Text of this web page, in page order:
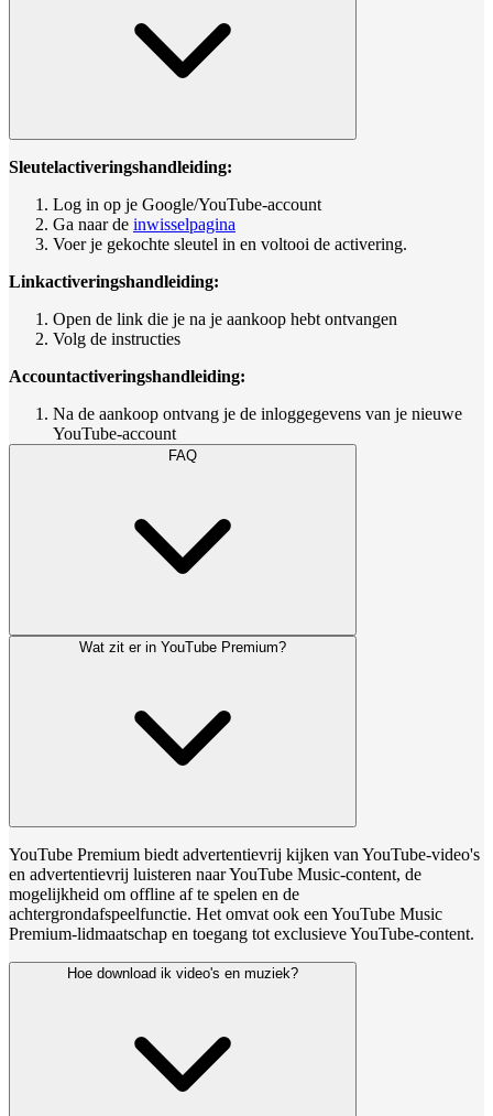
Sleutelactiveringshandleiding:
Log in op je Google/YouTube-account
Ga naar de inwisselpagina
Voer je gekochte sleutel in en voltooi de activering.
Linkactiveringshandleiding:
Open de link die je na je aankoop hebt ontvangen
Volg de instructies
Accountactiveringshandleiding:
Na de aankoop ontvang je de inloggegevens van je nieuwe
YouTube-account
FAQ
Wat zit er in YouTube Premium?
YouTube Premium biedt advertentievrij kijken van YouTube-video's
en advertentievrij luisteren naar YouTube Music-content, de
mogelijkheid om offline af te spelen en de
achtergrondafspeelfunctie. Het omvat ook een YouTube Music
Premium-lidmaatschap en toegang tot exclusieve YouTube-content.
Hoe download ik video's en muziek?